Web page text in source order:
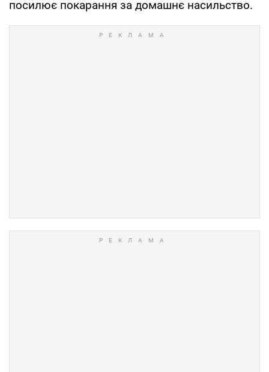
посилює покарання за домашнє насильство.